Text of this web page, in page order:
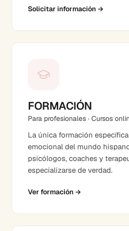
Solicitar información →
FORMACIÓN
Para profesionales · Cursos
La única formación
emocional del mundo
psicólogos, coaches y
especializarse de verdad.
Ver formación →